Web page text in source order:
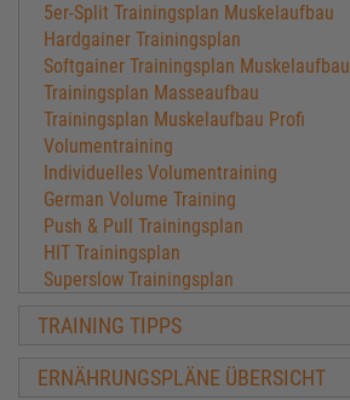
5er-Split Trainingsplan Muskelaufbau
Hardgainer Trainingsplan
Softgainer Trainingsplan Muskelaufbau
Trainingsplan Masseaufbau
Trainingsplan Muskelaufbau Profi
Volumentraining
Individuelles Volumentraining
German Volume Training
Push & Pull Trainingsplan
HIT Trainingsplan
Superslow Trainingsplan
Doggcrapp Trainingsplan Muskelaufbau
Versagenstraining Mind-Xplode
TRAINING TIPPS
ERNÄHRUNGSPLÄNE ÜBERSICHT